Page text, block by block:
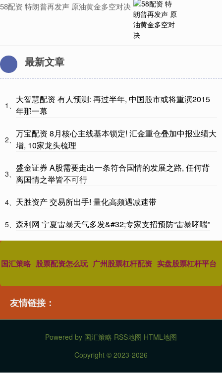
58配资 特朗普再发声 原油黄金多空对决
最新文章
1、
大智慧配资 有人预测: 再过半年, 中国股市或将重演2015
年那一幕
2、
万宝配资 8月核心主线基本锁定! 汇金重仓叠加中报业绩大
增, 10家龙头梳理
3、
盛金证券 A股需要走出一条符合国情的发展之路, 任何背
离国情之举皆不可行
4、 天胜资产 交易所出手! 量化高频遇减速带
5、 森利网 宁夏雷暴天气多发&#32;专家支招预防“雷暴哮喘”
国汇策略 股票配资怎么玩 广州股票杠杆配资 实盘股票杠杆平台
友情链接：
Powered by 国汇策略 RSS地图 HTML地图
Copyright © 2023-2026